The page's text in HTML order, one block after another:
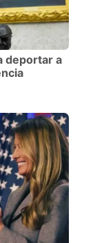
deportar a